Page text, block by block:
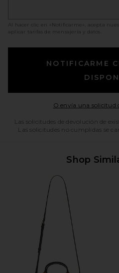
Al hacer clic en «Notificarme», acepta
aplicar tarifas de mensajería y datos.
NOTIFICARME
O envía una solicitud
Las solicitudes de devolución de
Las solicitudes no cumplidas se
Shop